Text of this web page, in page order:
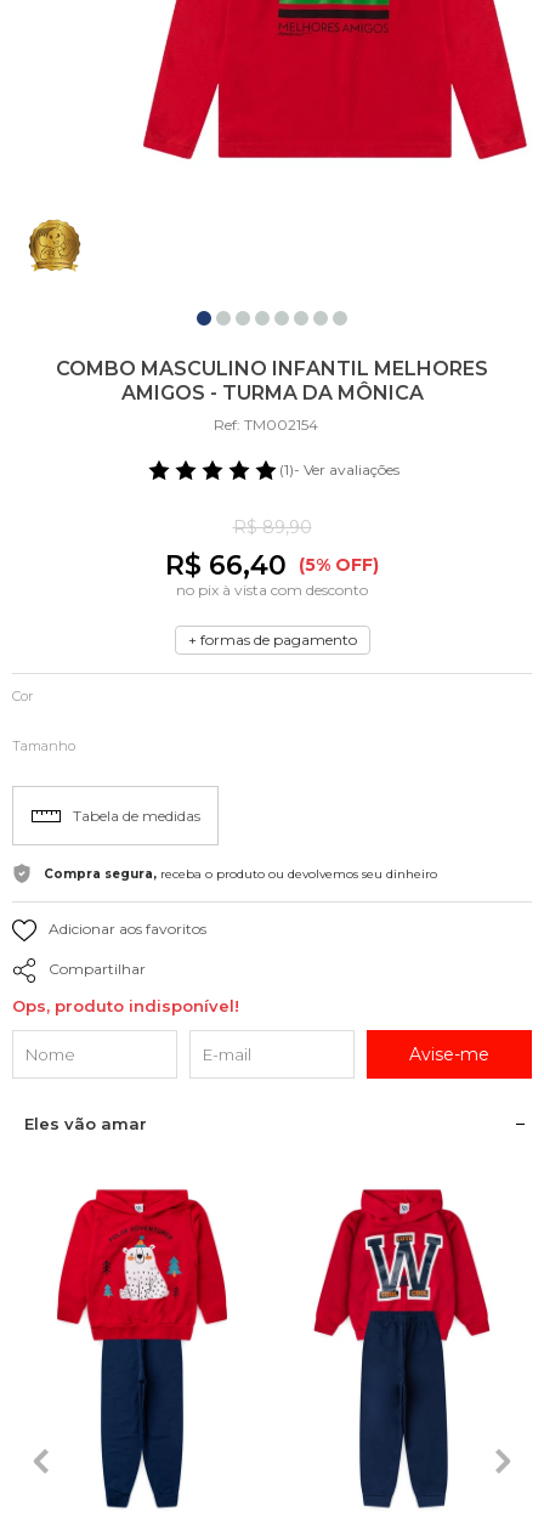
COMBO MASCULINO INFANTIL MELHORES
AMIGOS - TURMA DA MÔNICA
Ref: TM002154
(1)- Ver avaliações
R$ 89,90
R$ 66,40 (5% OFF)
no pix à vista com desconto
+ formas de pagamento
Cor
Tamanho
Tabela de medidas
Compra segura, receba o produto ou devolvemos seu dinheiro
Adicionar aos favoritos
Compartilhar
Ops, produto indisponível!
Avise-me
Eles vão amar
2 4
10 12
3 4 8
10 12